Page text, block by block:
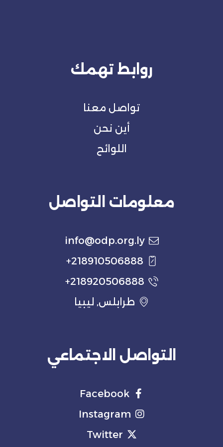
روابط تهمك
تواصل معنا
أين نحن
اللوائح
معلومات التواصل
info@odp.org.ly
218910506888+
218920506888+
طرابلس, ليبيا
التواصل الاجتماعي
Facebook
Instagram
Twitter